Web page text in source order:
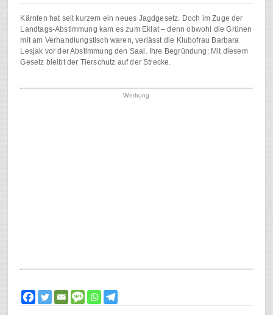
Kärnten hat seit kurzem ein neues Jagdgesetz. Doch im Zuge der
Landtags-Abstimmung kam es zum Eklat – denn obwohl die Grünen
mit am Verhandlungstisch waren, verlässt die Klubofrau Barbara
Lesjak vor der Abstimmung den Saal. Ihre Begründung: Mit diesem
Gesetz bleibt der Tierschutz auf der Strecke.
Werbung